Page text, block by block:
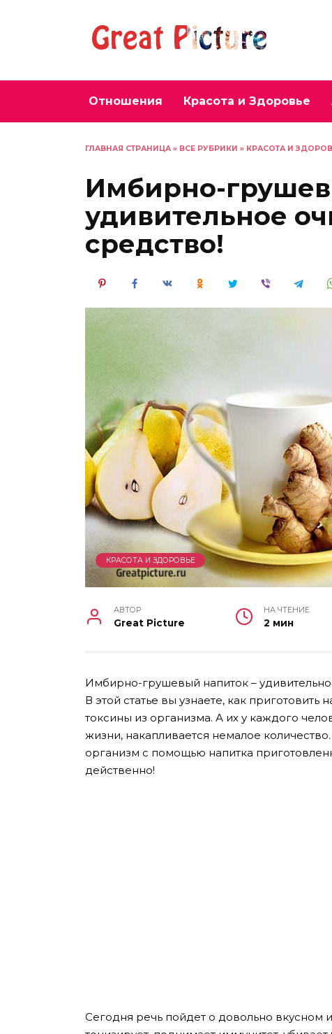
Отношения Красота и Здоровье
ГЛАВНАЯ СТРАНИЦА » ВСЕ РУБРИКИ » КРАСОТА И
Имбирно-
удивительное
средство!
КРАСОТА И ЗДОРОВЬЕ
АВТОР
Great Picture
НА ЧТЕНИЕ
2 мин
Имбирно-грушевый напиток –
В этой статье вы узнаете, как
токсины из организма. А их у каждого
жизни, накапливается немалое
организм с помощью напитка
действенно!
Сегодня речь пойдет о довольно